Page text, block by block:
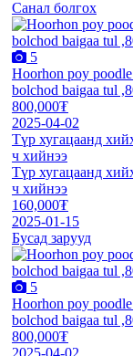
Санал болгох
5
Hoorhon poy poodle
bolchod baigaa tul
800,000₮
2025-04-02
Түр хугацаанд
ч хийнээ
Түр хугацаанд
ч хийнээ
160,000₮
2025-01-15
Бусад зарууд
5
Hoorhon poy poodle
bolchod baigaa tul
800,000₮
2025-04-02